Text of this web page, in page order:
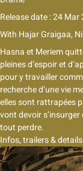
Release date : 24 Mar
With Hajar Graigaa,
Hasna et Meriem
pleines d’espoir et
pour y travailler
recherche d’une vie
elles sont rattrapées
vont devoir
tout perdre.
Infos, trailers & details